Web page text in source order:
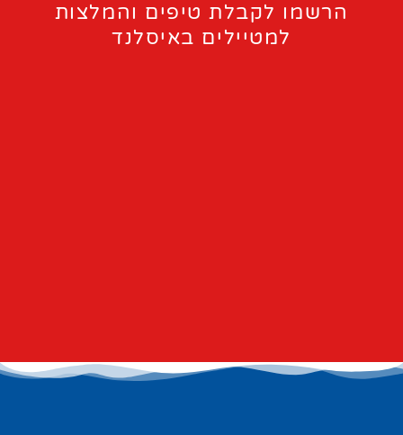
הרשמו לקבלת טיפים והמלצות
למטיילים באיסלנד